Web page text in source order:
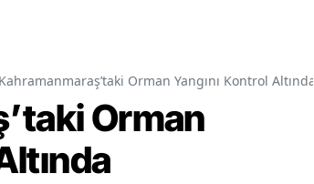
Kahramanmaraş’taki Orman Yangını Kontrol Altında
Orman